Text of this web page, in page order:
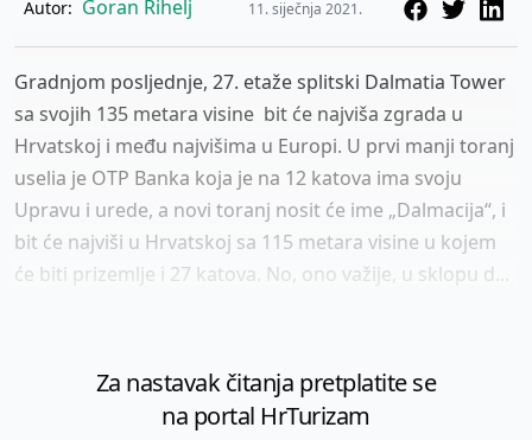
Autor: Goran Rihelj 11. siječnja 2021.
Gradnjom posljednje, 27. etaže splitski Dalmatia Tower
sa svojih 135 metara visine bit će najviša zgrada u
Hrvatskoj i među najvišima u Europi. U prvi manji toranj
uselia je OTP Banka koja je na 12 katova ima svoju
Upravu i urede, a novi toranj nosit će ime „Dalmacija“, i
bit će najviši u Hrvatskoj sa 115 metara visine u kojem
će biti prizemlje i 27 katova. No, ono važije, u sklopu d...
Za nastavak čitanja pretplatite se
na portal HrTurizam